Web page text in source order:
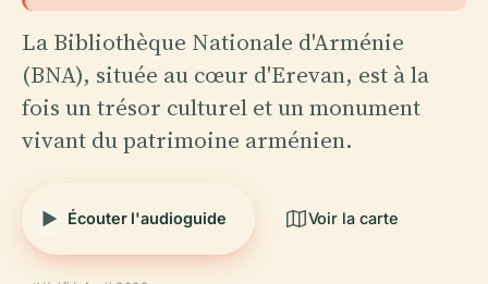
La Bibliothèque Nationale d'Arménie
(BNA), située au cœur d'Erevan, est à la
fois un trésor culturel et un monument
vivant du patrimoine arménien.
Écouter l'audioguide Voir la carte